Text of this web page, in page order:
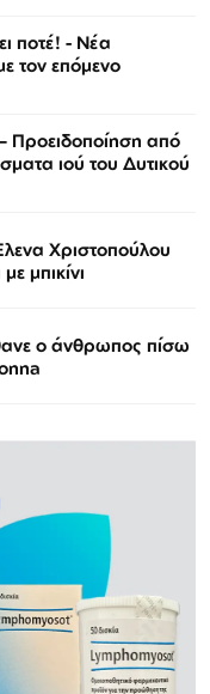
ποτέ! - Νέα
τον επόμενο
Προειδοποίηση από
ιού του Δυτικού
Χριστοπούλου
μπικίνι
ο άνθρωπος πίσω